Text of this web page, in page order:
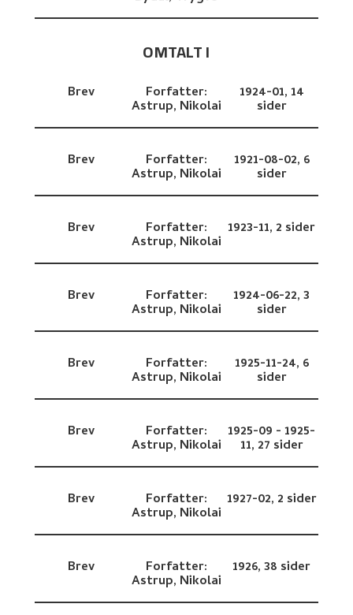
OMTALT I
Brev Forfatter:
Astrup, Nikolai
1924-01,14
sider
Brev Forfatter:
Astrup, Nikolai
1921-08-02, 6
sider
Brev Forfatter:
Astrup, Nikolai
1923-11, 2 sider
Brev Forfatter:
Astrup, Nikolai
1924-06-22,3
sider
Brev Forfatter:
Astrup, Nikolai
1925-11-24, 6
sider
Brev Forfatter:
Astrup, Nikolai
1925-09 - 1925-
11, 27 sider
Brev Forfatter:
Astrup, Nikolai
1927-02, 2 sider
Brev Forfatter:
Astrup, Nikolai
1926,38 sider